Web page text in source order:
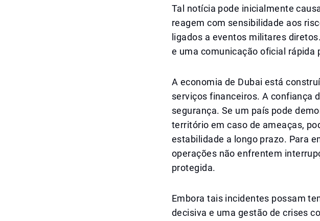
Tal notícia pode inicialmente
reagem com sensibilidade aos
ligados a eventos militares
e uma comunicação oficial
A economia de Dubai está
serviços financeiros. A confiança
segurança. Se um país pode
território em caso de ameaças,
estabilidade a longo prazo. Para
operações não enfrentem
protegida.
Embora tais incidentes possam
decisiva e uma gestão de crises